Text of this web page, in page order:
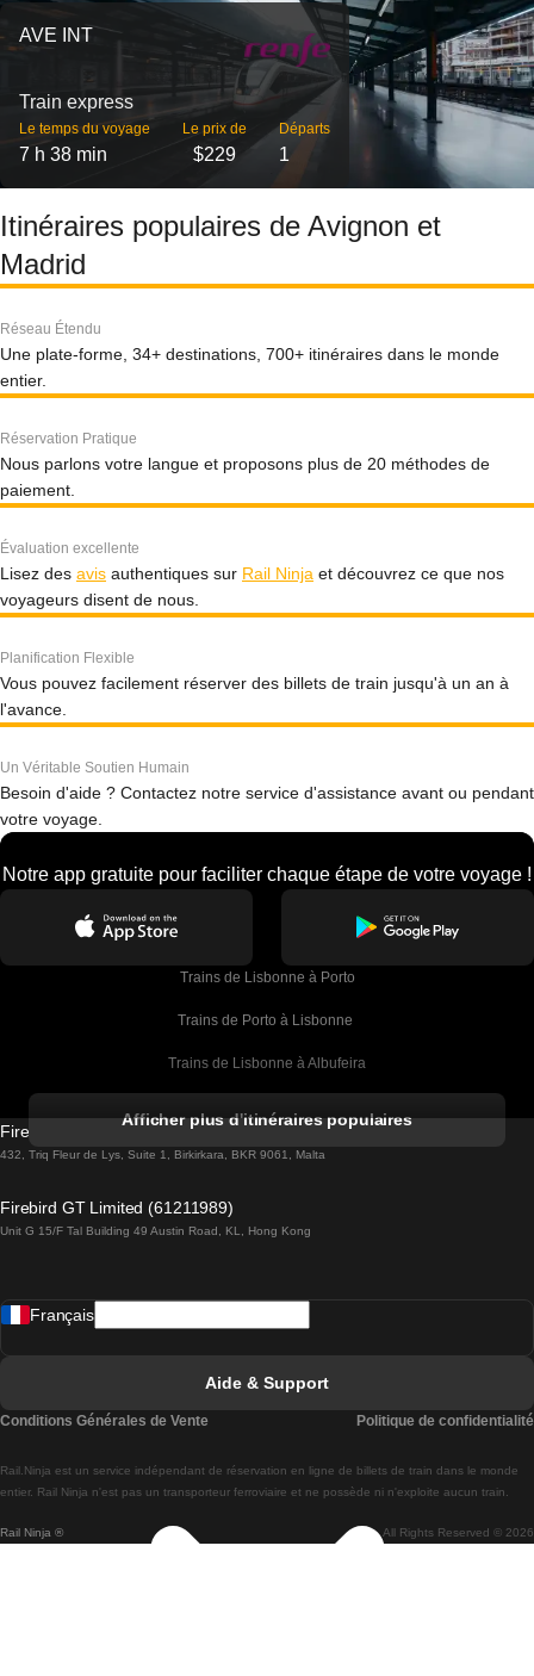
AVE INT
Train express
Le temps du voyage
7 h 38 min
Le prix de
$229
Départs
1
Itinéraires populaires de Avignon et
Madrid
Réseau Étendu
Une plate-forme, 34+ destinations, 700+ itinéraires dans le monde
entier.
Réservation Pratique
Nous parlons votre langue et proposons plus de 20 méthodes de
paiement.
Évaluation excellente
Lisez des avis authentiques sur Rail Ninja et découvrez ce que nos
voyageurs disent de nous.
Planification Flexible
Vous pouvez facilement réserver des billets de train jusqu'à un an à
l'avance.
Un Véritable Soutien Humain
Besoin d'aide ? Contactez notre service d'assistance avant ou pendant
votre voyage.
Notre app gratuite pour faciliter chaque étape de votre voyage !
Trains de Lisbonne à Porto
Trains de Porto à Lisbonne
Trains de Lisbonne à Albufeira
Trains de Lisbonne à Lagos
Trains de Lisbonne à Madrid
Trains de Lisbonne à Braga
Trains de Braga à Lisbonne
Afficher plus d'itinéraires populaires
Firebird GT Limited (OC 1451)
432, Triq Fleur de Lys, Suite 1, Birkirkara, BKR 9061, Malta
Firebird GT Limited (61211989)
Unit G 15/F Tal Building 49 Austin Road, KL, Hong Kong
Rail Ninja ® All Rights Reserved © 2026
Rail.Ninja est un service indépendant de réservation en ligne de billets de train dans le monde
entier. Rail Ninja n'est pas un transporteur ferroviaire et ne possède ni n'exploite aucun train.
Français
Aide & Support
Conditions Générales de Vente Politique de confidentialité